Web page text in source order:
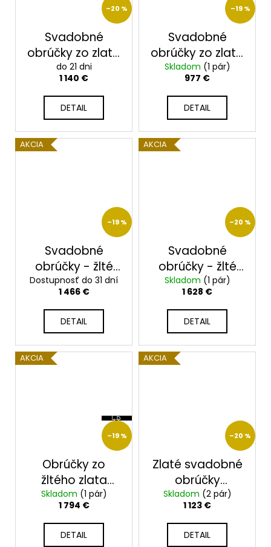
–20 %
Svadobné
obrúčky zo zlata
2014099/ZX
do 21 dni
1 140 €
DETAIL
–19 %
Svadobné
obrúčky zo zlata
2014098/ZX
Skladom (1 pár)
977 €
DETAIL
AKCIA
–19 %
Svadobné
obrúčky - žlté
zlato
2014085/ZX
Dostupnosť do 31 dní
1 466 €
DETAIL
AKCIA
–20 %
Svadobné
obrúčky - žlté
zlato
2014067/ZX
Skladom (1 pár)
1 628 €
DETAIL
AKCIA
Z
A
D
R
–19 %
Obrúčky zo
žltého zlata
2014064/Z
Skladom (1 pár)
1 794 €
DETAIL
AKCIA
–20 %
Zlaté svadobné
obrúčky
2014065/Z
Skladom (2 pár)
1 123 €
DETAIL